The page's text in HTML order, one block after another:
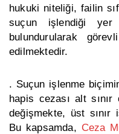
hukuki niteliği, failin
suçun işlendiği
bulundurularak
edilmektedir.
. Suçun işlenme
hapis cezası alt
değişmekte, üst sınır
Bu kapsamda, Ceza